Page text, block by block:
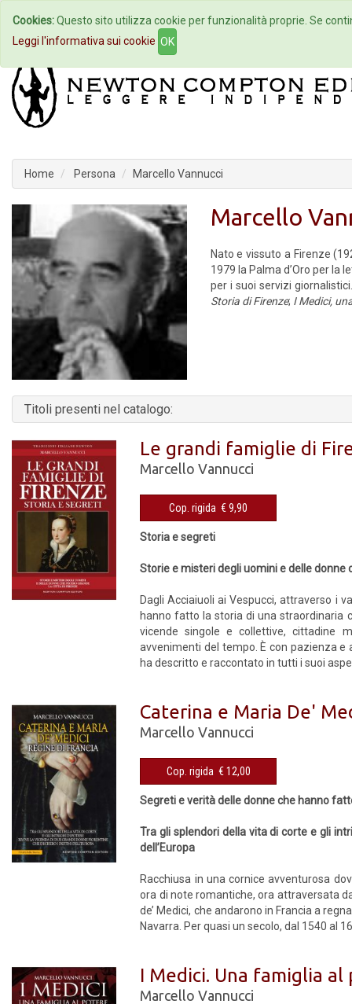
Home Autori Eventi
Home Persona Marcello Vannucci
Marcello
Nato e vissuto a Firenze
1979 la Palma d’Oro per la
per i suoi servizi
Storia di Firenze; I Medici,
Titoli presenti nel catalogo:
Le grandi famiglie di
Marcello Vannucci
Cop. rigida € 9,90
Storia e segreti
Storie e misteri degli uomini e delle donne
Dagli Acciaiuoli ai Vespucci, attraverso i
hanno fatto la storia di una straordinaria
vicende singole e collettive, cittadine
avvenimenti del tempo. È con pazienza
ha descritto e raccontato in tutti i suoi
Caterina e Maria De'
Marcello Vannucci
Cop. rigida € 12,00
Segreti e verità delle donne che hanno
Tra gli splendori della vita di corte e gli
dell’Europa
Racchiusa in una cornice avventurosa
ora di note romantiche, ora attraversata
de’ Medici, che andarono in Francia a
Navarra. Per quasi un secolo, dal 1540 al
I Medici. Una famiglia al
Marcello Vannucci
Cookies:Questo sito utilizza cookie per funzionalità proprie. Se
Leggi l'informativa sui cookie OK